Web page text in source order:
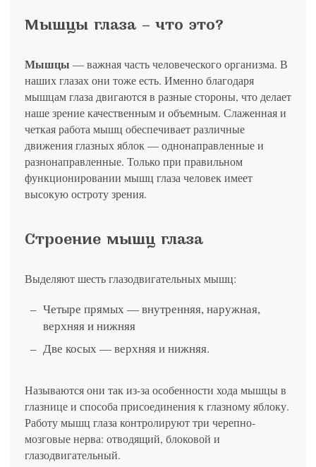
Мышцы глаза – что это?
Мышцы — важная часть человеческого организма. В
наших глазах они тоже есть. Именно благодаря
мышцам глаза двигаются в разные стороны, что делает
наше зрение качественным и объемным. Слаженная и
четкая работа мышц обеспечивает различные
движения глазных яблок — однонаправленные и
разнонаправленные. Только при правильном
функционировании мышц глаза человек имеет
высокую остроту зрения.
Строение мышц глаза
Выделяют шесть глазодвигательных мышц:
Четыре прямых — внутренняя, наружная,
верхняя и нижняя
Две косых — верхняя и нижняя.
Называются они так из-за особенности хода мышцы в
глазнице и способа присоединения к глазному яблоку.
Работу мышц глаза контролируют три черепно-
мозговые нерва: отводящий, блоковой и
глазодвигательный.
13.03.2006 №38-ФЗ на условиях и для целей, определенных
Записаться
Консультация и прием у профессора
Беликовой Е.И.
+7 991 098-78-29
Елена, персональный менеджер
политикой конфиденциальности
Записаться
13.03.2006 №38-ФЗ на условиях и для целей, определенных
политикой конфиденциальности
Отправить
Нажимая на кнопку «Отправить», вы даете согласие
13.03.2006 №38-ФЗ на условиях и для целей, определенных
политикой конфиденциальности